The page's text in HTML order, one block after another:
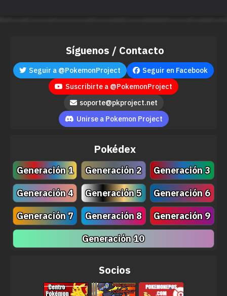
Síguenos / Contacto
Seguir a @PokemonProject
Seguir en Facebook
Suscribirte a @PokemonProject
soporte@pkproject.net
Unirse a Pokemon Project
Pokédex
Generación 1 Generación 2
Generación 3
Generación 4
Generación 5
Generación 6
Generación 7
Generación 8
Generación 9
Generación 10
Socios